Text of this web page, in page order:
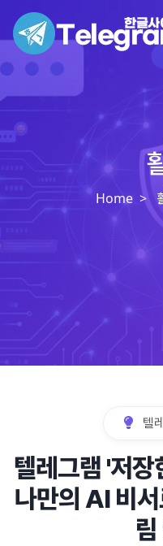
Home
텔
텔레그램 '저
나만의 AI 비